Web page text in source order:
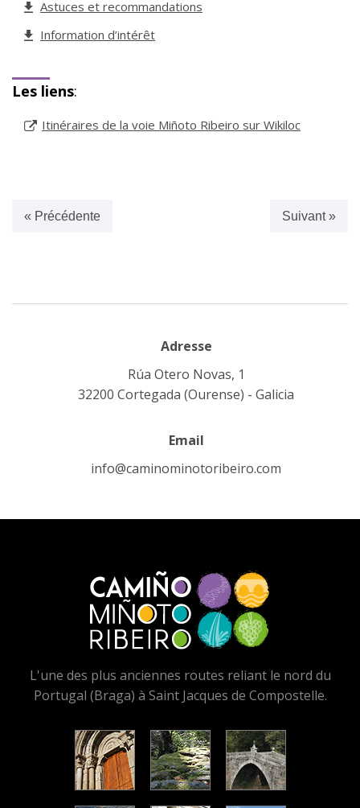
Astuces et recommandations
Information d’intérêt
Les liens:
Itinéraires de la voie Miñoto Ribeiro sur Wikiloc
Suivant »
« Précédente
Adresse
Rúa Otero Novas, 1
32200 Cortegada (Ourense) - Galicia
Email
info@caminominotoribeiro.com
L'une des plus anciennes routes reliant le nord du
Portugal (Braga) à Saint Jacques de Compostelle.